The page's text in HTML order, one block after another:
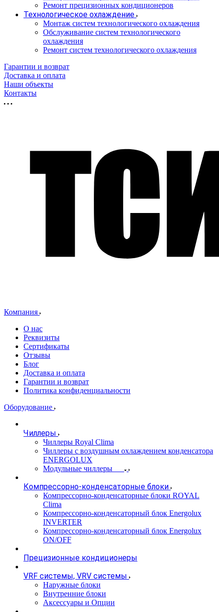
Ремонт прецизионных кондиционеров
Технологическое охлаждение
Монтаж систем технологического охлаждения
Обслуживание систем технологического
охлаждения
Ремонт систем технологического охлаждения
Гарантии и возврат
Доставка и оплата
Наши объекты
Контакты
Компания
О нас
Реквизиты
Сертификаты
Отзывы
Блог
Доставка и оплата
Гарантии и возврат
Политика конфиденциальности
Оборудование
Чиллеры
Чиллеры Royal Clima
Чиллеры с воздушным охлаждением конденсатора
ENERGOLUX
Модульные чиллеры
Компрессорно-конденсаторные блоки
Компрессорно-конденсаторные блоки ROYAL
Clima
Компрессорно-конденсаторный блок Energolux
INVERTER
Компрессорно-конденсаторный блок Energolux
ON/OFF
Прецизионные кондиционеры
VRF системы, VRV системы
Наружные блоки
Внутренние блоки
Аксессуары и Опции